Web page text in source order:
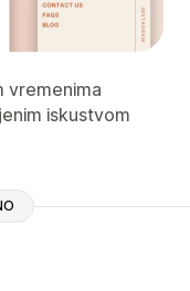
vremenima
iskustvom